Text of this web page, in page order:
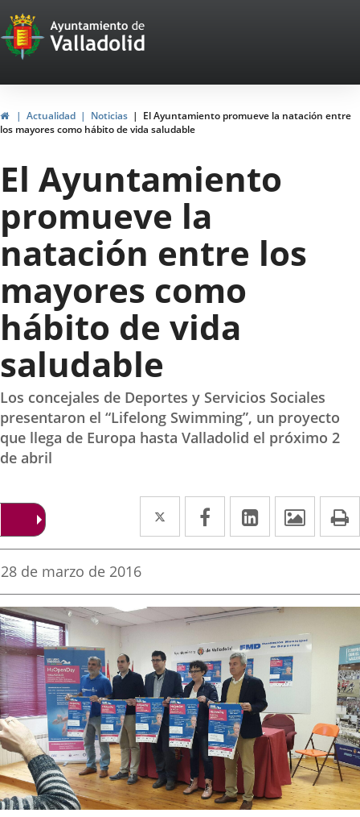
Portal
Web
del
Ayuntamiento
de
Valladolid
InicioActualidad Noticias
El Ayuntamiento promueve la natación entre
los mayores como hábito de vida saludable
El Ayuntamiento
promueve la
natación entre los
mayores como
hábito de vida
saludable
Los concejales de Deportes y Servicios Sociales
presentaron el “Lifelong Swimming”, un proyecto
que llega de Europa hasta Valladolid el próximo 2
de abril
Twitter
Enlace
a
aplicación
externa.
Facebook
Enlace
a
aplicación
externa.
LinkedIn
Enlace
a
aplicación
externa.
Fecha
la
noticia
28 de marzo de 2016